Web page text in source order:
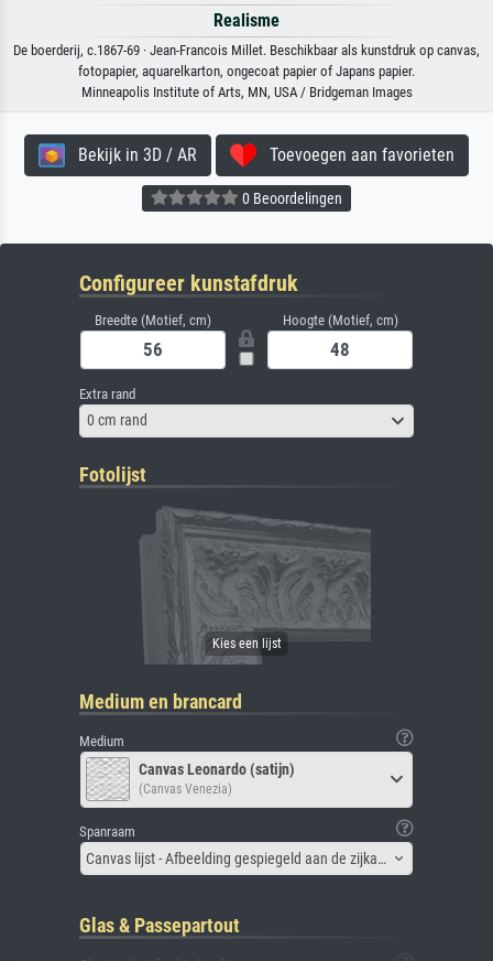
Realisme
De boerderij, c.1867-69 · Jean-Francois Millet. Beschikbaar als kunstdruk op canvas,
fotopapier, aquarelkarton, ongecoat papier of Japans papier.
Minneapolis Institute of Arts, MN, USA / Bridgeman Images
Bekijk in 3D / AR Toevoegen aan favorieten
0 Beoordelingen
Configureer kunstafdruk
Breedte (Motief, cm) Hoogte (Motief, cm)
Extra rand
0 cm rand
Fotolijst
Medium en brancard
Medium
Canvas Leonardo (satijn)
(Canvas Venezia)
Spanraam
Canvas lijst - Afbeelding gespiegeld aan de zijkant
Glas & Passepartout